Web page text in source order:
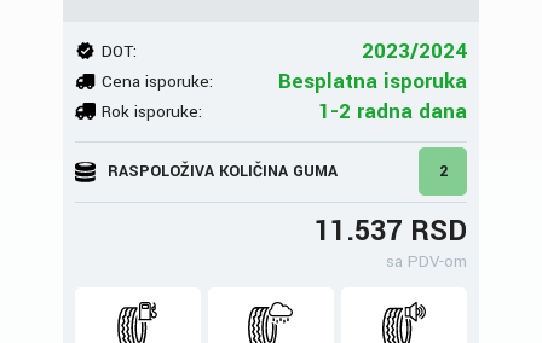
DOT: 2023/2024
Cena isporuke: Besplatna isporuka
Rok isporuke: 1-2 radna dana
RASPOLOŽIVA KOLIČINA GUMA 2
11.537 RSD
sa PDV-om